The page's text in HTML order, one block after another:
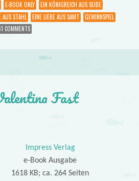
E-BOOK ONLY
EIN KÖNIGREICH AUS SEIDE
AUS STAHL EINE LIEBE AUS SAMT
GEWINNSPIEL
COMMENTS
Fast
Impress Verlag
e-Book Ausgabe
1618 KB; ca. 264 Seiten